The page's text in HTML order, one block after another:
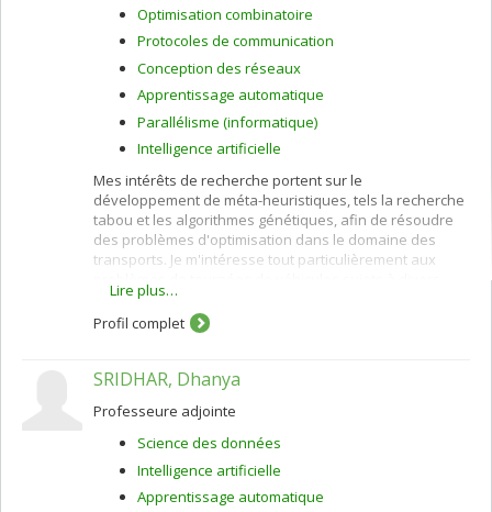
Optimisation combinatoire
Protocoles de communication
Conception des réseaux
Apprentissage automatique
Parallélisme (informatique)
Intelligence artificielle
Mes intérêts de recherche portent sur le
développement de méta-heuristiques, tels la recherche
tabou et les algorithmes génétiques, afin de résoudre
des problèmes d'optimisation dans le domaine des
transports. Je m'intéresse tout particulièrement aux
types de contraintes, comme des fenêtres de temps
pour le service aux clients. De tels problèmes se
retrouvent dans de nombreuses applications réelles:
transport adapté, etc. J'étudie également des versions
les requêtes des clients sont reçues de façon continue
tout au cours de la journée. Ces requêtes doivent alors
des véhicules.
Lire plus…
Profil complet
SRIDHAR, Dhanya
Professeure adjointe
Science des données
Intelligence artificielle
Apprentissage automatique